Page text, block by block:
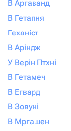
В Аргаванд
В Гетапня
Геханіст
В Аріндж
У Верін Птхні
В Гетамеч
В Егвард
В Зовуні
В Мргашен